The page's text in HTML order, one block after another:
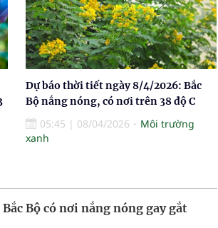
Dự báo thời tiết ngày 8/4/2026: Bắc
Bộ nắng nóng, có nơi trên 38 độ C
05:45 | 08/04/2026
Môi trường
xanh
Bộ có nơi nắng nóng gay gắt